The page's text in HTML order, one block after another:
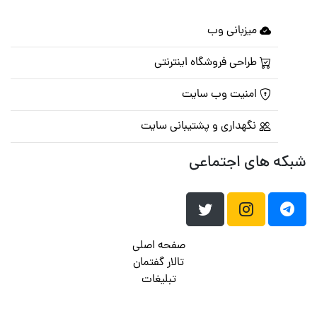
میزبانی وب
طراحی فروشگاه اینترنتی
امنیت وب سایت
نگهداری و پشتیبانی سایت
شبکه های اجتماعی
صفحه اصلی
تالار گفتمان
تبلیغات